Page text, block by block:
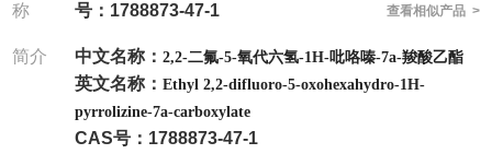
称
号：1788873-47-1
查看相似产品 >
简介 中文名称： 2,2-二氟-5-氧代六氢-1H-吡咯嗪-7a-羧酸乙酯
英文名称： Ethyl 2,2-difluoro-5-oxohexahydro-1H-
pyrrolizine-7a-carboxylate
CAS号： 1788873-47-1